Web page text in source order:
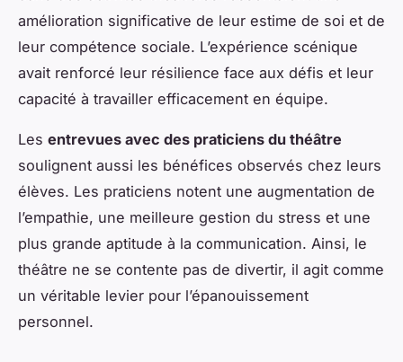
amélioration significative de leur estime de soi et de
leur compétence sociale. L’expérience scénique
avait renforcé leur résilience face aux défis et leur
capacité à travailler efficacement en équipe.
Les entrevues avec des praticiens du théâtre
soulignent aussi les bénéfices observés chez leurs
élèves. Les praticiens notent une augmentation de
l’empathie, une meilleure gestion du stress et une
plus grande aptitude à la communication. Ainsi, le
théâtre ne se contente pas de divertir, il agit comme
un véritable levier pour l’épanouissement
personnel.